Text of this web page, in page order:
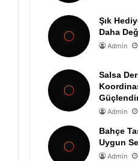
Şık
Daha
Admin
Salsa
Admin
Bahçe
Uygun
Admin